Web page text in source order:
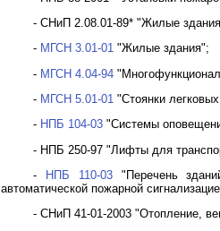
- СНиП 2.08.01-89* "Жилые
- МГСН 3.01-01 "Жилые здания";
- МГСН 4.04-94
- МГСН 5.01-01 "Стоянки
- НПБ 104-03 "Системы
- НПБ 250-97 "Лифты для
-
НПБ 110-03"Перечень
автоматической пожарной
- СНиП 41-01-2003 "Отопление,